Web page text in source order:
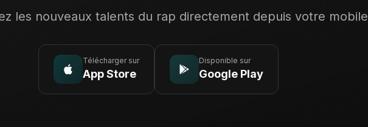
les nouveaux talents du rap directement depuis votre mobile
Télécharger sur
App Store
Disponible sur
Google Play